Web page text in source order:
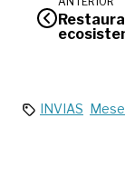
INVIAS